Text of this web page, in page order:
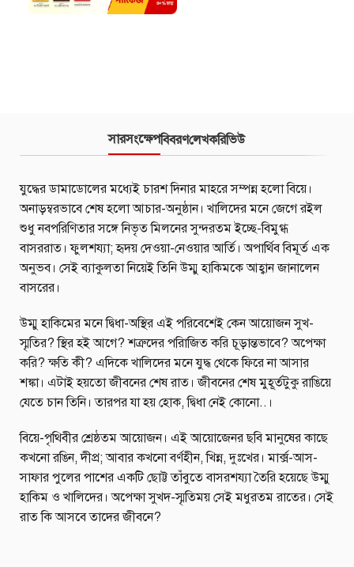
সারসংক্ষেপবিবরণলেখকরিভিউ
যুদ্ধের ডামাডোলের মধ্যেই চারশ দিনার মাহরে সম্পন্ন হলো বিয়ে।
অনাড়ম্বরভাবে শেষ হলো আচার-অনুষ্ঠান। খালিদের মনে জেগে রইল
শুধু নবপরিণিতার সঙ্গে নিভৃত মিলনের সুন্দরতম ইচ্ছে-বিমুগ্ধ
বাসররাত। ফুলশয্যা; হৃদয় দেওয়া-নেওয়ার আর্তি। অপার্থিব বিমূর্ত এক
অনুভব। সেই ব্যাকুলতা নিয়েই তিনি উম্মু হাকিমকে আহ্বান জানালেন
বাসরের।
উম্মু হাকিমের মনে দ্বিধা-অস্থির এই পরিবেশেই কেন আয়োজন সুখ-
স্মৃতির? স্থির হই আগে? শত্রুদের পরিাজিত করি চূড়ান্তভাবে? অপেক্ষা
করি? ক্ষতি কী? এদিকে খালিদের মনে যুদ্ধ থেকে ফিরে না আসার
শঙ্কা। এটাই হয়তো জীবনের শেষ রাত। জীবনের শেষ মুহূর্তটুকু রাঙিয়ে
যেতে চান তিনি। তারপর যা হয় হোক, দ্বিধা নেই কোনো..।
বিয়ে-পৃথিবীর শ্রেষ্ঠতম আয়োজন। এই আয়োজেনর ছবি মানুষের কাছে
কখনো রঙিন, দীপ্র; আবার কখনো বর্ণহীন, খিন্ন, দুঃখের। মার্ক্স-আস-
সাফার পুলের পাশের একটি ছোট্ট তাঁবুতে বাসরশয্যা তৈরি হয়েছে উম্মু
হাকিম ও খালিদের। অপেক্ষা সুখদ-স্মৃতিময় সেই মধুরতম রাতের। সেই
রাত কি আসবে তাদের জীবনে?